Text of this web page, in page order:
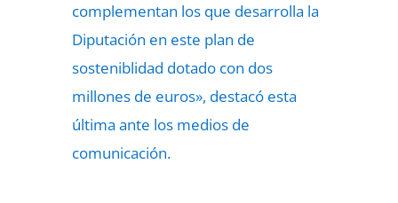
complementan los que desarrolla la
Diputación en este plan de
sosteniblidad dotado con dos
millones de euros», destacó esta
última ante los medios de
comunicación.